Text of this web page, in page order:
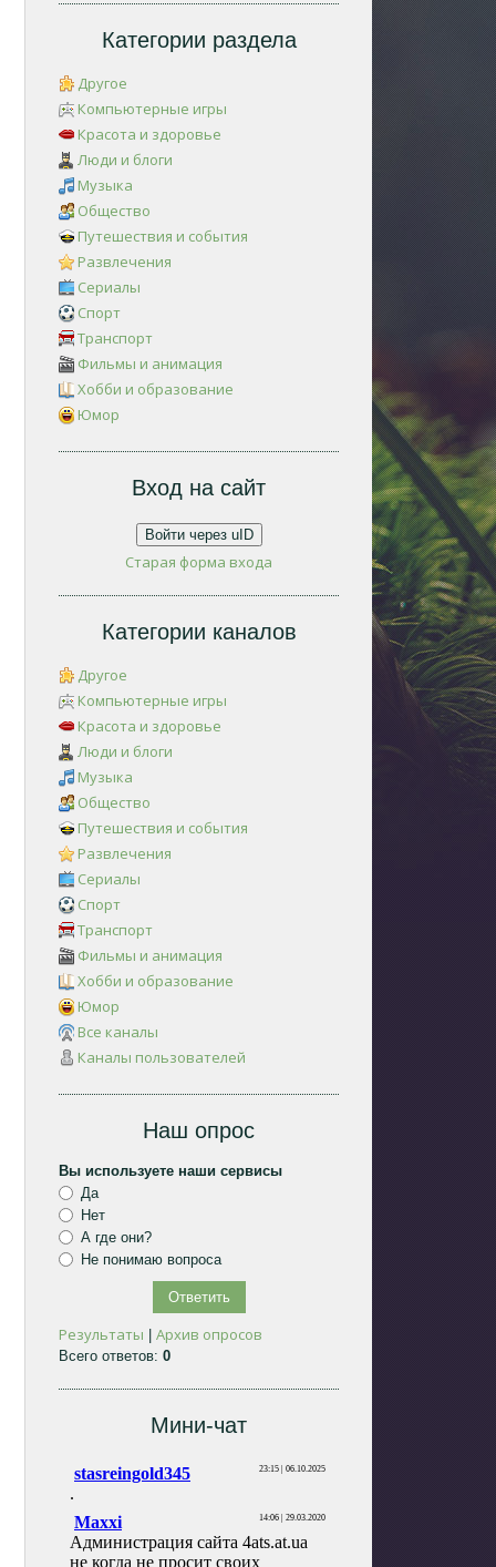
Категории раздела
Другое
Компьютерные игры
Красота и здоровье
Люди и блоги
Музыка
Общество
Путешествия и события
Развлечения
Сериалы
Спорт
Транспорт
Фильмы и анимация
Хобби и образование
Юмор
Вход на сайт
Войти через uID
Старая форма входа
Категории каналов
Другое
Компьютерные игры
Красота и здоровье
Люди и блоги
Музыка
Общество
Путешествия и события
Развлечения
Сериалы
Спорт
Транспорт
Фильмы и анимация
Хобби и образование
Юмор
Все каналы
Каналы пользователей
Наш опрос
Вы используете наши сервисы
Да
Нет
А где они?
Не понимаю вопроса
Результаты |Архив опросов
Всего ответов:0
Мини-чат